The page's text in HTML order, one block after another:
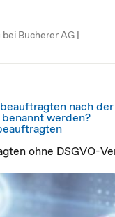
Bucherer AG |
nach der
werden?
ohne DSGVO-